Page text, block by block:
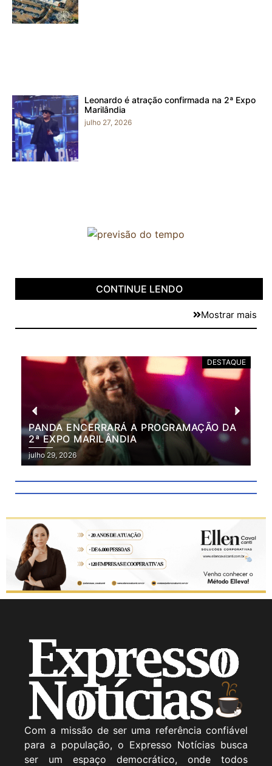
Leonardo é atração confirmada na 2ª Expo
Marilândia
julho 27, 2026
CONTINUE LENDO
Mostrar mais
DESTAQUE
PANDA ENCERRARÁ A PROGRAMAÇÃO DA
2ª EXPO MARILÂNDIA
julho 29, 2026
Com a missão de ser uma referência confiável
para a população, o Expresso Notícias busca
ser um espaço democrático, onde todos